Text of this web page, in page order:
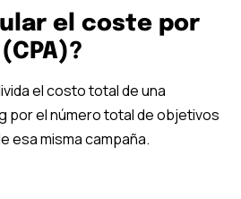
el coste por
el costo total de una
por el número total de objetivos
esa misma campaña.